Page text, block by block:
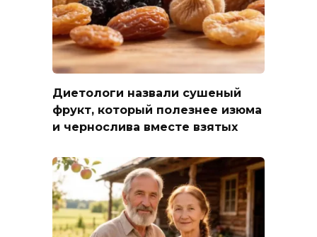
Диетологи назвали сушеный
фрукт, который полезнее изюма
и чернослива вместе взятых